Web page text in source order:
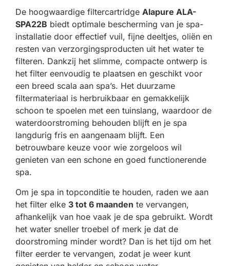
De hoogwaardige filtercartridge Alapure ALA-
SPA22B biedt optimale bescherming van je spa-
installatie door effectief vuil, fijne deeltjes, oliën en
resten van verzorgingsproducten uit het water te
filteren. Dankzij het slimme, compacte ontwerp is
het filter eenvoudig te plaatsen en geschikt voor
een breed scala aan spa’s. Het duurzame
filtermateriaal is herbruikbaar en gemakkelijk
schoon te spoelen met een tuinslang, waardoor de
waterdoorstroming behouden blijft en je spa
langdurig fris en aangenaam blijft. Een
betrouwbare keuze voor wie zorgeloos wil
genieten van een schone en goed functionerende
spa.
Om je spa in topconditie te houden, raden we aan
het filter elke 3 tot 6 maanden te vervangen,
afhankelijk van hoe vaak je de spa gebruikt. Wordt
het water sneller troebel of merk je dat de
doorstroming minder wordt? Dan is het tijd om het
filter eerder te vervangen, zodat je weer kunt